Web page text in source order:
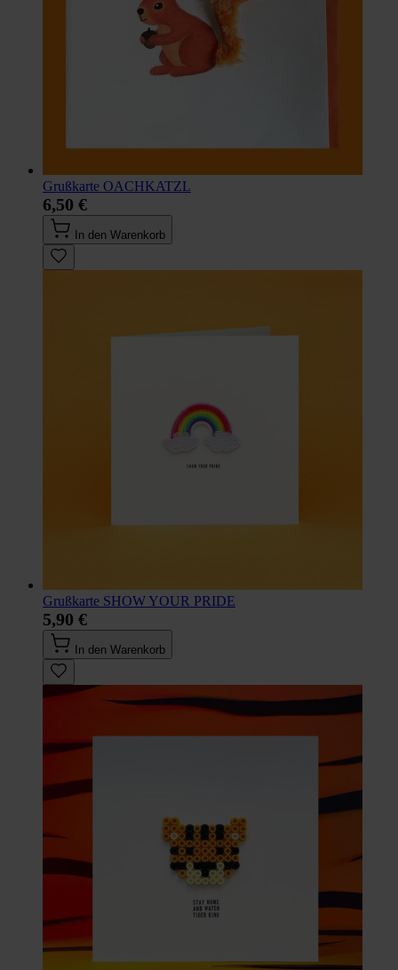
Grußkarte OACHKATZL
6,50 €
In den Warenkorb
Grußkarte SHOW YOUR PRIDE
5,90 €
In den Warenkorb